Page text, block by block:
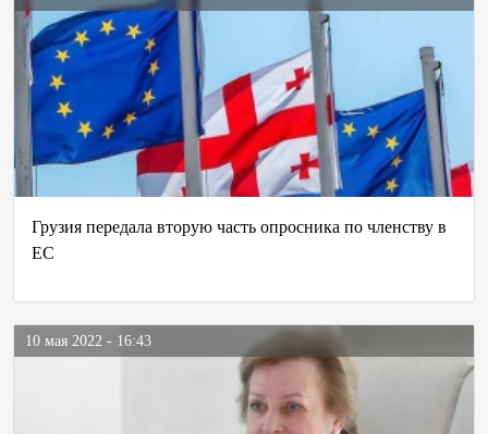
Грузия передала вторую часть опросника по членству в
ЕС
10 мая 2022 - 16:43